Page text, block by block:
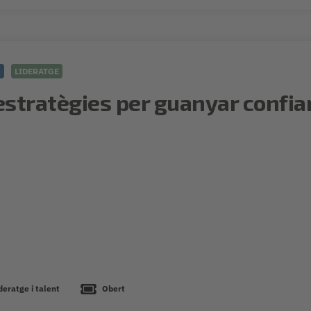
LIDERATGE
per guanyar
i talent Obert